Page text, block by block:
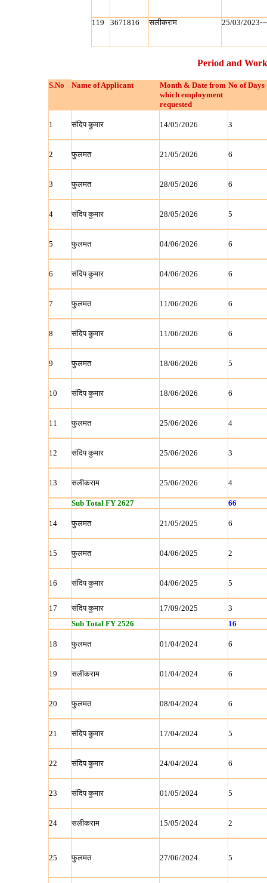
119 3671816 सलीकराम 25/03/
Period and
S.No Name of Applicant
Month & Date from
which employment
requested
No of Days
1 संदिप कुमार 14/05/2026 3
2 फुलमत 21/05/2026 6
3 फुलमत 28/05/2026 6
4 संदिप कुमार 28/05/2026 5
5 फुलमत 04/06/2026 6
6 संदिप कुमार 04/06/2026 6
7 फुलमत 11/06/2026 6
8 संदिप कुमार 11/06/2026 6
9 फुलमत 18/06/2026 5
10 संदिप कुमार 18/06/2026 6
11 फुलमत 25/06/2026 4
12 संदिप कुमार 25/06/2026 3
13 सलीकराम 25/06/2026 4
Sub Total FY 2627 66
14 फुलमत 21/05/2025 6
15 फुलमत 04/06/2025 2
16 संदिप कुमार 04/06/2025 5
17 संदिप कुमार 17/09/2025
3
Sub Total FY 2526
16
18 फुलमत 01/04/2024 6
19 सलीकराम 01/04/2024 6
20 फुलमत 08/04/2024 6
21 संदिप कुमार 17/04/2024 5
22 संदिप कुमार 24/04/2024 6
23 संदिप कुमार 01/05/2024 5
24 सलीकराम 15/05/2024 2
25 फुलमत 27/06/2024 5